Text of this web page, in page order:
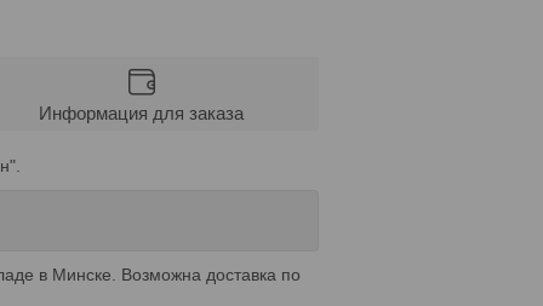
Информация для заказа
в Минске. Возможна доставка по